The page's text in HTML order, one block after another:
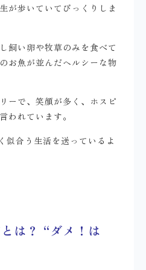
が歩いていてびっくりしま
飼い卵や牧草のみを食べて
お魚が並んだヘルシーな物
ーで、笑顔が多く、ホスピ
われています。
似合う生活を送っているよ
は？ “ダメ！は